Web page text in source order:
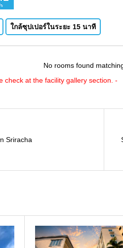
ใกล้ซุปเปอร์ในระยะ 15 นาที
No rooms found
check at the facility gallery section. -
Sriracha